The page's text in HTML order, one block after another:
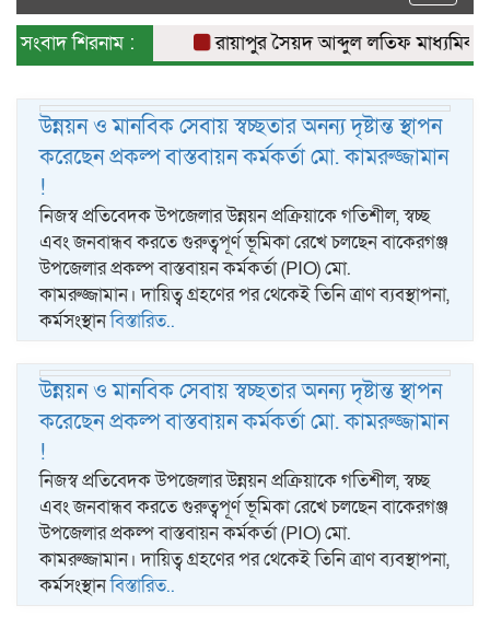
সংবাদ শিরনাম :
রায়াপুর সৈয়দ আব্দুল লতিফ মাধ্যমিক
উন্নয়ন ও মানবিক সেবায় স্বচ্ছতার অনন্য দৃষ্টান্ত স্থাপন
করেছেন প্রকল্প বাস্তবায়ন কর্মকর্তা মো. কামরুজ্জামান
!
নিজস্ব প্রতিবেদক উপজেলার উন্নয়ন প্রক্রিয়াকে গতিশীল, স্বচ্ছ
এবং জনবান্ধব করতে গুরুত্বপূর্ণ ভূমিকা রেখে চলছেন বাকেরগঞ্জ
উপজেলার প্রকল্প বাস্তবায়ন কর্মকর্তা (PIO) মো.
কামরুজ্জামান। দায়িত্ব গ্রহণের পর থেকেই তিনি ত্রাণ ব্যবস্থাপনা,
কর্মসংস্থানবিস্তারিত..
উন্নয়ন ও মানবিক সেবায় স্বচ্ছতার অনন্য দৃষ্টান্ত স্থাপন
করেছেন প্রকল্প বাস্তবায়ন কর্মকর্তা মো. কামরুজ্জামান
!
নিজস্ব প্রতিবেদক উপজেলার উন্নয়ন প্রক্রিয়াকে গতিশীল, স্বচ্ছ
এবং জনবান্ধব করতে গুরুত্বপূর্ণ ভূমিকা রেখে চলছেন বাকেরগঞ্জ
উপজেলার প্রকল্প বাস্তবায়ন কর্মকর্তা (PIO) মো.
কামরুজ্জামান। দায়িত্ব গ্রহণের পর থেকেই তিনি ত্রাণ ব্যবস্থাপনা,
কর্মসংস্থানবিস্তারিত..